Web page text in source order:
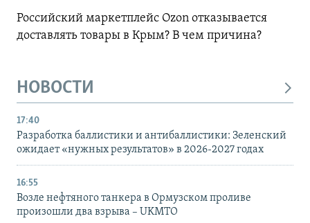
Российский маркетплейс Ozon отказывается
доставлять товары в Крым? В чем причина?
НОВОСТИ
17:40
Разработка баллистики и антибаллистики: Зеленский
ожидает «нужных результатов» в 2026-2027 годах
16:55
Возле нефтяного танкера в Ормузском проливе
произошли два взрыва – UKMTO